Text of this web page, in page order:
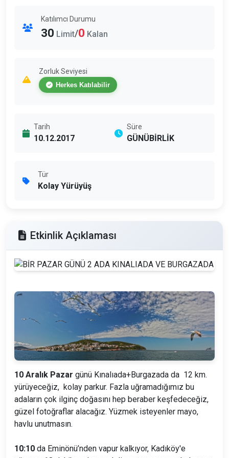
Katılımcı Durumu
30 Limit/0 Kalan
Zorluk Seviyesi
Herkes Katılabilir
Tarih
10.12.2017
Süre
GÜNÜBİRLİK
Tür
Kolay Yürüyüş
Etkinlik Açıklaması
10 Aralık Pazar günü Kınalıada+Burgazada da 12 km.
yürüyeceğiz, kolay parkur. Fazla uğramadığımız bu
adaların çok ilginç doğasını hep beraber keşfedeceğiz,
güzel fotoğraflar alacağız. Yüzmek isteyenler mayo,
havlu unutmasın.
10:1 0 da Eminönü’nden vapur kalkıyor, Kadıköy'e